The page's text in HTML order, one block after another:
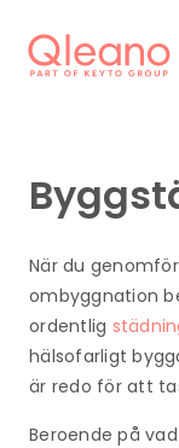
När du
ombyggnation
ordentlig
hälsofarligt
är redo för att
Beroende på